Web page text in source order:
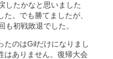
したかなと思いました
。でも勝てましたが、
も初戦敗退でした。
たのはGilだけになりまし
はありません。復帰大会